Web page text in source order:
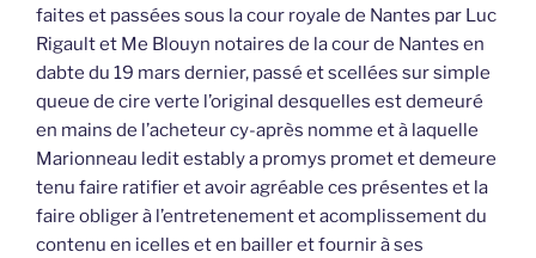
faites et passées sous la cour royale de Nantes par Luc
Rigault et Me Blouyn notaires de la cour de Nantes en
dabte du 19 mars dernier, passé et scellées sur simple
queue de cire verte l’original desquelles est demeuré
en mains de l’acheteur cy-après nomme et à laquelle
Marionneau ledit estably a promys promet et demeure
tenu faire ratifier et avoir agréable ces présentes et la
faire obliger à l’entretenement et acomplissement du
contenu en icelles et en bailler et fournir à ses